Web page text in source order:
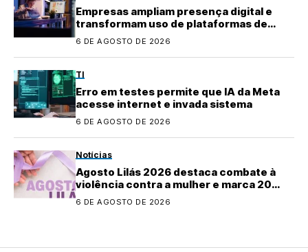
Empresas ampliam presença digital e
transformam uso de plataformas de
conteúdo
6 DE AGOSTO DE 2026
TI
Erro em testes permite que IA da Meta
acesse internet e invada sistema
6 DE AGOSTO DE 2026
Notícias
Agosto Lilás 2026 destaca combate à
violência contra a mulher e marca 20
anos da Lei Maria da Penha
6 DE AGOSTO DE 2026